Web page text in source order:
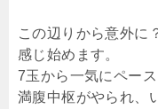
この辺りから意外に
感じ始めます。
7玉から一気にペー
満腹中枢がやられ、